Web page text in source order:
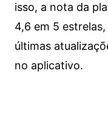
isso, a nota da
4,6 em 5
últimas
no aplicativo.